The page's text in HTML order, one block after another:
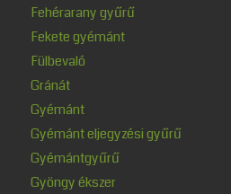
Fehérarany gyűrű
Fekete gyémánt
Fülbevaló
Gránát
Gyémánt
Gyémánt eljegyzési gyűrű
Gyémántgyűrű
Gyöngy ékszer